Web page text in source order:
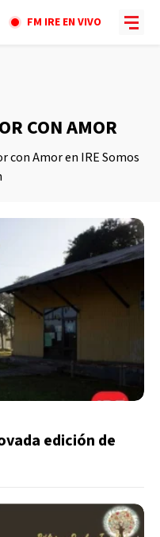
FM IRE EN VIVO
CON AMOR
con Amor en IRE Somos
edición de